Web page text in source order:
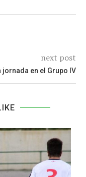
next post
en el Grupo IV